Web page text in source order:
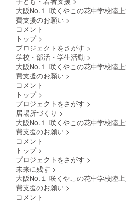
大阪No.１ 咲くやこの花中学校陸
費支援のお願い >
コメント
トップ >
プロジェクトをさがす >
学校・部活・学生活動 >
大阪No.１ 咲くやこの花中学校陸
費支援のお願い >
コメント
トップ >
プロジェクトをさがす >
居場所づくり >
大阪No.１ 咲くやこの花中学校陸
費支援のお願い >
コメント
トップ >
プロジェクトをさがす >
未来に残す >
大阪No.１ 咲くやこの花中学校陸
費支援のお願い >
コメント